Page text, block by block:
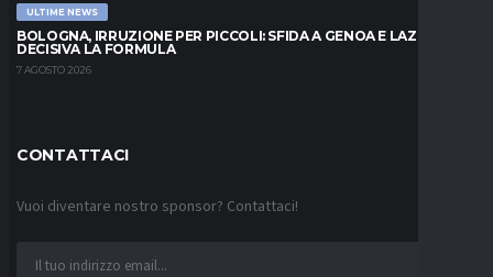
ULTIME NEWS
BOLOGNA, IRRUZIONE PER PICCOLI: SFIDA A GENOA E LAZIO,
DECISIVA LA FORMULA
7 AGOSTO 2026
CONTATTACI
Vuoi diventare nostro sponsor? Contattaci!